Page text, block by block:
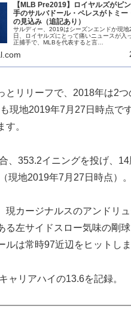
【MLB Pre2019】ロイヤルズがピ
手のサルバドール・ペレスがトミー
の見込み（追記あり）
サルディー、2019はシーズンエンドか現
日、ロイヤルズにとって痛いニュースが入
正捕手で、MLBを代表すると言…
とリリーフで、2018年は2
現地2019年7月27日時点で
す。
、353.2イニングを投げ、
現地2019年7月27日時点）。
現カージナルスのアンドリ
る左サイドスロー気味の剛
ルは常時97近辺をヒットしま
ャリアハイの13.6を記録。